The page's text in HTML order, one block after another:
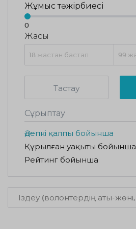
Жұмыс тәжірбиесі
0
Жасы
Тастау
Сұрыптау
Әдепкі қалпы бойынша
Құрылған уақыты бойынша
Рейтинг бойынша